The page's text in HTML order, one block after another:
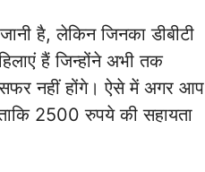
है, लेकिन जिनका डीबीटी
हैं जिन्होंने अभी तक
नहीं होंगे। ऐसे में अगर आप
2500 रुपये की सहायता